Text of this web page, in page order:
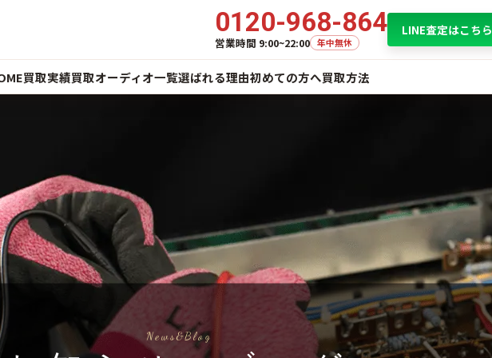
0120-968-864
営業時間 9:00~22:00 年中無休
LINE査定はこちら
買取実績買取オーディオ一覧選ばれる理由初めての方へ買取方法
News&Blog